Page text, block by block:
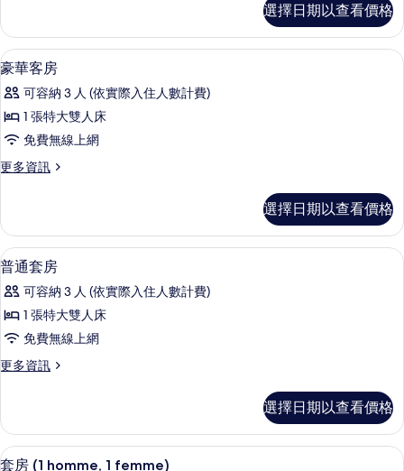
所
有
相
片
公
寓
的
情
選擇日期以查看價格
顯
示
豪
華
客
房
所
有
相
片
高級寢具、迷你吧、客房內保險箱、書
7
豪華客房
可容納 3 人 (依實際入住人數計費)
1 張特大雙人床
免費無線上網
更多資訊
更
客
房
的
詳
情
選擇日期以查看價格
顯
示
普
通
套
房
所
有
高級寢具、迷你吧、客房內保險箱、書
5
普通套房
可容納 3 人 (依實際入住人數計費)
1 張特大雙人床
免費無線上網
更多資訊
更
套
房
的
選擇日期以查看價格
顯 9
套房 (1 homme, 1 femme)